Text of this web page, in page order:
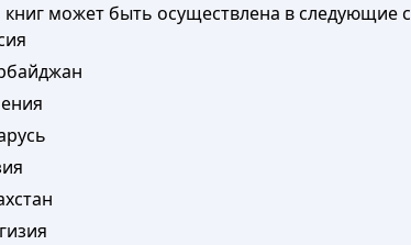
книг может быть осуществлена в следующие